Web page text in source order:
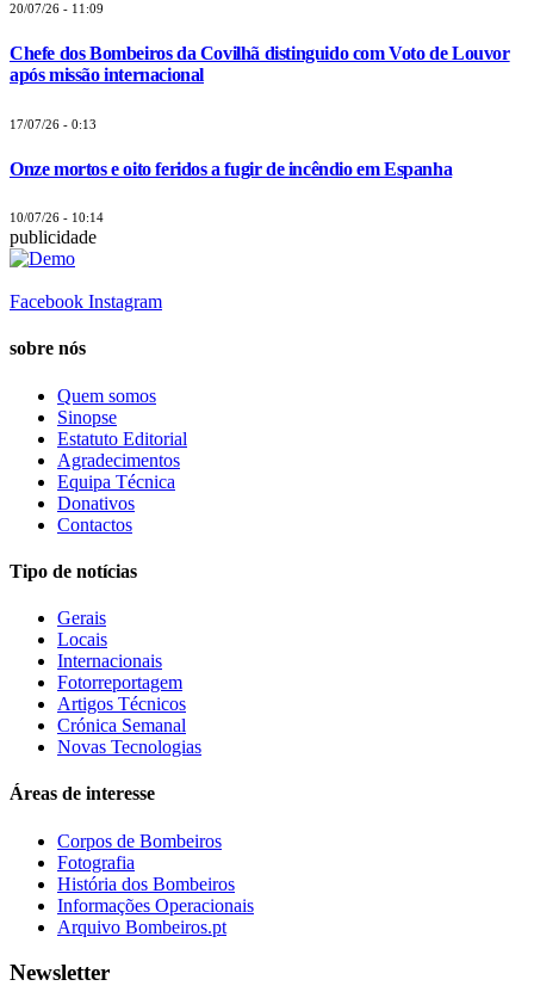
20/07/26 - 11:09
Chefe dos Bombeiros da Covilhã distinguido com Voto de Louvor
após missão internacional
17/07/26 - 0:13
Onze mortos e oito feridos a fugir de incêndio em Espanha
10/07/26 - 10:14
publicidade
Facebook Instagram
sobre nós
Quem somos
Sinopse
Estatuto Editorial
Agradecimentos
Equipa Técnica
Donativos
Contactos
Tipo de notícias
Gerais
Locais
Internacionais
Fotorreportagem
Artigos Técnicos
Crónica Semanal
Novas Tecnologias
Áreas de interesse
Corpos de Bombeiros
Fotografia
História dos Bombeiros
Informações Operacionais
Arquivo Bombeiros.pt
Newsletter